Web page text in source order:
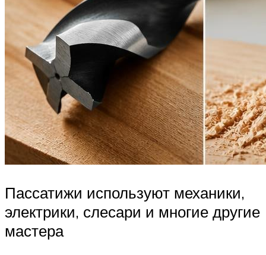
Пассатижи используют механики,
электрики, слесари и многие другие
мастера